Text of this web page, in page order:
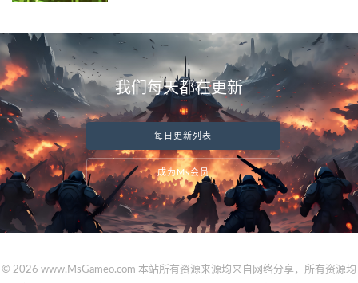
我们每天都在更新
每日更新列表
成为Ms会员
© 2026 www.MsGameo.com 本站所有资源来源均来自网络分享，所有资源均